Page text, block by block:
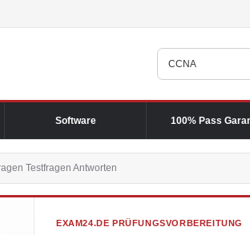
Software 100% Pass
Testfragen Antworten
EXAM24.DE PRÜFUNGSVORBEREITUNG